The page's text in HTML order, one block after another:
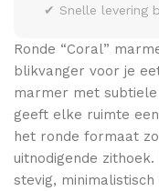
✔ Snelle levering
Ronde “Coral”
blikvanger voor je
marmer met
geeft elke ruimte
het ronde formaat
uitnodigende
stevig,